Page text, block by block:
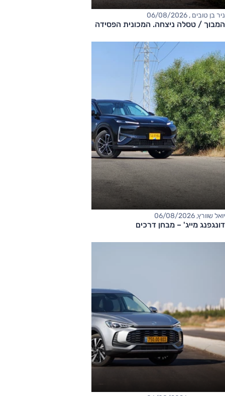
ניר בן טובים , 06/08/2026
המבוך / טסלה ניצחה. המכונית הפסידה
יואל שוורץ, 06/08/2026
דונגפנג מייג' – מבחן דרכים